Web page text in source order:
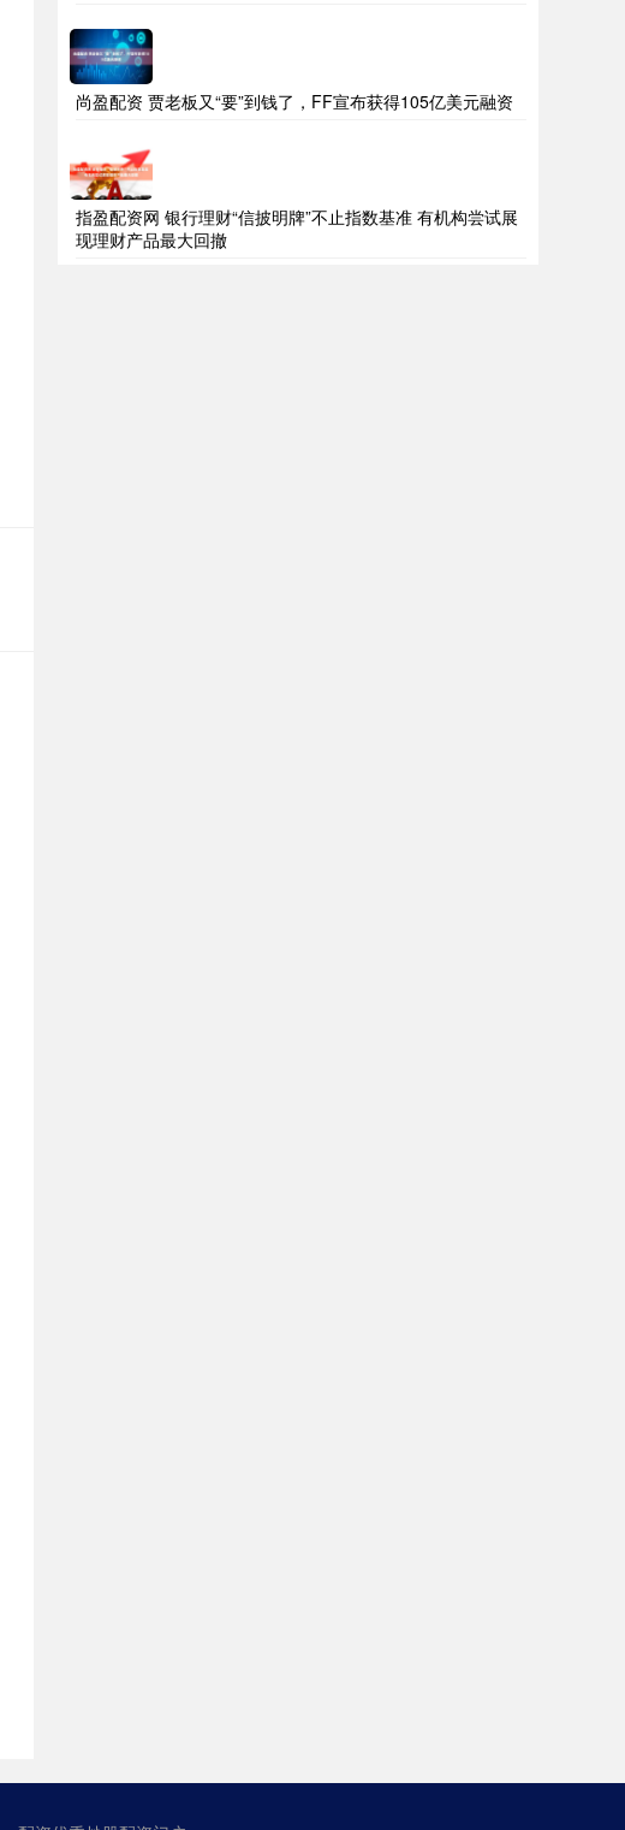
尚盈配资 贾老板又“要”到钱了，FF宣布获得105亿美元融资
指盈配资网 银行理财“信披明牌”不止指数基准 有机构尝试展
现理财产品最大回撤